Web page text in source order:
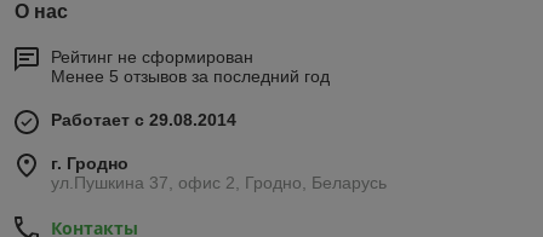
О нас
Рейтинг не сформирован
Менее 5 отзывов за последний год
Работает с 29.08.2014
г. Гродно
ул.Пушкина 37, офис 2, Гродно, Беларусь
Контакты